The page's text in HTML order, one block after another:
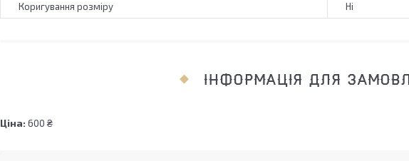
Коригування розміру Ні
ІНФОРМАЦІЯ ДЛЯ
Ціна: 600 ₴